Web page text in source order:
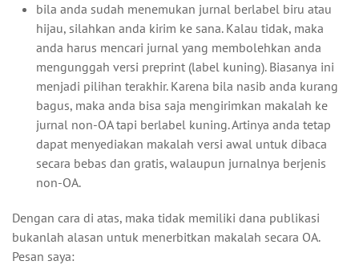
bila anda sudah menemukan jurnal berlabel biru atau
hijau, silahkan anda kirim ke sana. Kalau tidak, maka
anda harus mencari jurnal yang membolehkan anda
mengunggah versi preprint (label kuning). Biasanya ini
menjadi pilihan terakhir. Karena bila nasib anda kurang
bagus, maka anda bisa saja mengirimkan makalah ke
jurnal non-OA tapi berlabel kuning. Artinya anda tetap
dapat menyediakan makalah versi awal untuk dibaca
secara bebas dan gratis, walaupun jurnalnya berjenis
non-OA.
Dengan cara di atas, maka tidak memiliki dana publikasi
bukanlah alasan untuk menerbitkan makalah secara OA.
Pesan saya: